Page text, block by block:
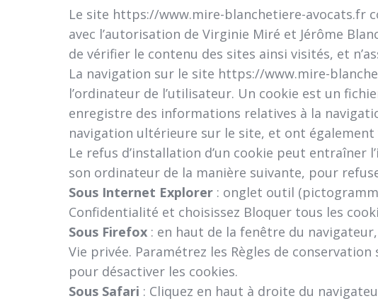
Le site https://www.mire-blanchetiere-avocats.fr
avec l’autorisation de Virginie Miré et Jérôme
de vérifier le contenu des sites ainsi visités, et
La navigation sur le site https://www.mire-
l’ordinateur de l’utilisateur. Un cookie est un
enregistre des informations relatives à la
navigation ultérieure sur le site, et ont
Le refus d’installation d’un cookie peut
son ordinateur de la manière suivante, pour
Sous Internet Explorer : onglet outil
Confidentialité et choisissez Bloquer tous les
Sous Firefox : en haut de la fenêtre du
Vie privée. Paramétrez les Règles de
pour désactiver les cookies.
Sous Safari : Cliquez en haut à droite du